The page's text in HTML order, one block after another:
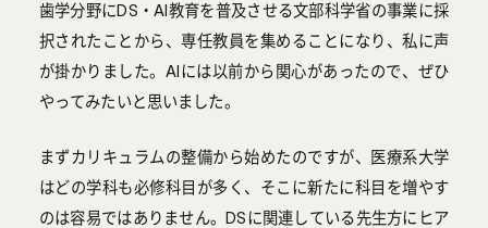
歯学分野にDS・AI教育を普及させる文部科学省の事業に採
択されたことから、専任教員を集めることになり、私に声
が掛かりました。AIには以前から関心があったので、ぜひ
やってみたいと思いました。
まずカリキュラムの整備から始めたのですが、医療系大学
はどの学科も必修科目が多く、そこに新たに科目を増やす
のは容易ではありません。DSに関連している先生方にヒア